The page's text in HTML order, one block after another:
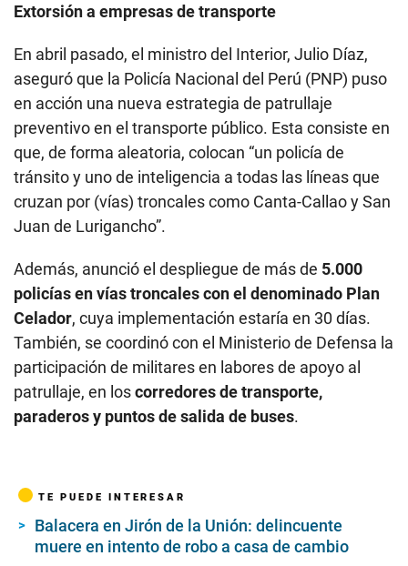
Extorsión a empresas de transporte
En abril pasado, el ministro del Interior, Julio Díaz,
aseguró que la Policía Nacional del Perú (PNP) puso
en acción una nueva estrategia de patrullaje
preventivo en el transporte público. Esta consiste en
que, de forma aleatoria, colocan “un policía de
tránsito y uno de inteligencia a todas las líneas que
cruzan por (vías) troncales como Canta-Callao y San
Juan de Lurigancho”.
Además, anunció el despliegue de más de 5.000
policías en vías troncales con el denominado Plan
Celador, cuya implementación estaría en 30 días.
También, se coordinó con el Ministerio de Defensa la
participación de militares en labores de apoyo al
patrullaje, en loscorredores de transporte,
paraderos y puntos de salida de buses.
TE PUEDE INTERESAR
Balacera en Jirón de la Unión: delincuente
muere en intento de robo a casa de cambio